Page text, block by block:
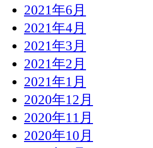
2021年6月
2021年4月
2021年3月
2021年2月
2021年1月
2020年12月
2020年11月
2020年10月